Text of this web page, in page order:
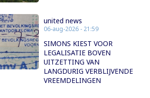
united news
06-aug-2026 - 21:59
SIMONS KIEST VOOR
LEGALISATIE BOVEN
UITZETTING VAN
LANGDURIG VERBLIJVENDE
VREEMDELINGEN